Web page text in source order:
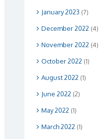
January 2023 (7)
December 2022 (4)
November 2022 (4)
October 2022 (1)
August 2022 (1)
June 2022 (2)
May 2022 (1)
March 2022 (1)